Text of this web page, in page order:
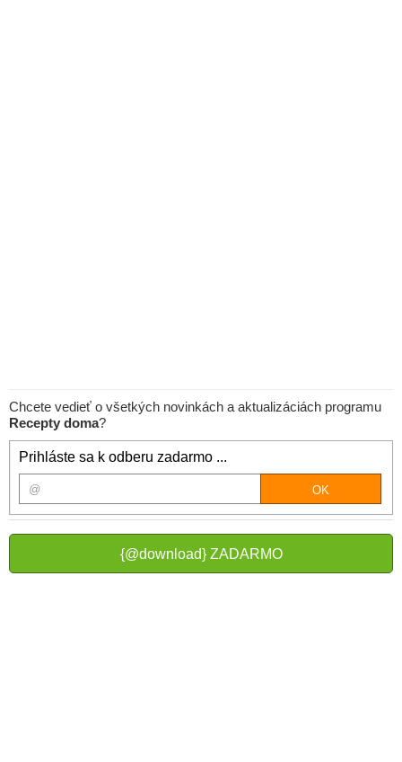
Chcete vedieť o všetkých novinkách a aktualizáciách programu
Recepty doma?
Prihláste sa k odberu zadarmo ...
{@download} ZADARMO